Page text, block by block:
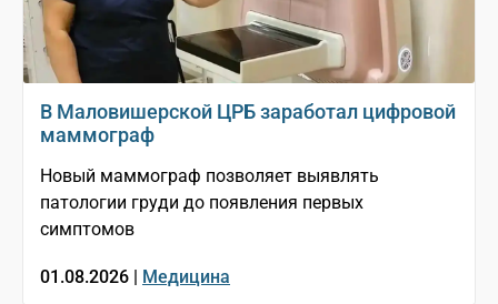
В Маловишерской ЦРБ заработал цифровой
маммограф
Новый маммограф позволяет выявлять
патологии груди до появления первых
симптомов
01.08.2026 | Медицина